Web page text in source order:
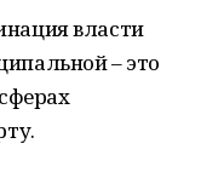
власти
– это